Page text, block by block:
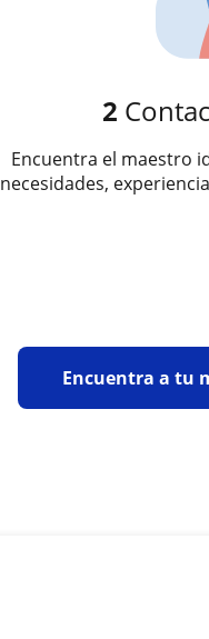
2
Encuentra el maestro
necesidades,
Encuentra a tu